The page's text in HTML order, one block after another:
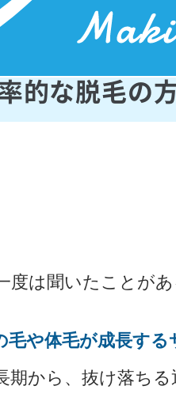
位別の期間
的な脱毛の
度は聞いたことが
毛や体毛が成長す
期から、抜け落ち